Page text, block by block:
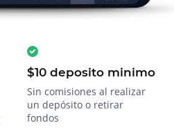
$10 deposito minimo
Sin comisiones al realizar
un depósito o retirar
fondos